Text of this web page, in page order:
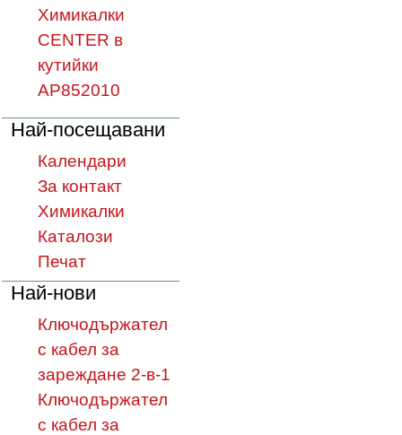
Химикалки
CENTER в
кутийки
AP852010
Най-посещавани
Календари
За контакт
Химикалки
Каталози
Печат
Най-нови
Ключодържател
с кабел за
зареждане 2-в-1
Ключодържател
с кабел за